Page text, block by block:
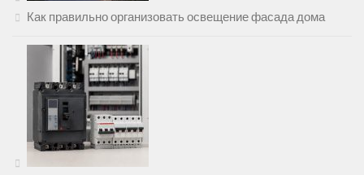
Как правильно организовать освещение фасада дома